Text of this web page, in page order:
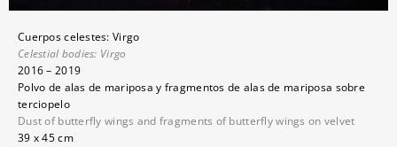
Cuerpos celestes: Virgo
Celestial bodies: Virgo
2016 – 2019
Polvo de alas de mariposa y fragmentos de alas de mariposa sobre
terciopelo
Dust of butterfly wings and fragments of butterfly wings on velvet
39 x 45 cm